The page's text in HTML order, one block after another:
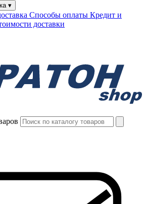
▾
Способы оплаты Кредит и
доставки